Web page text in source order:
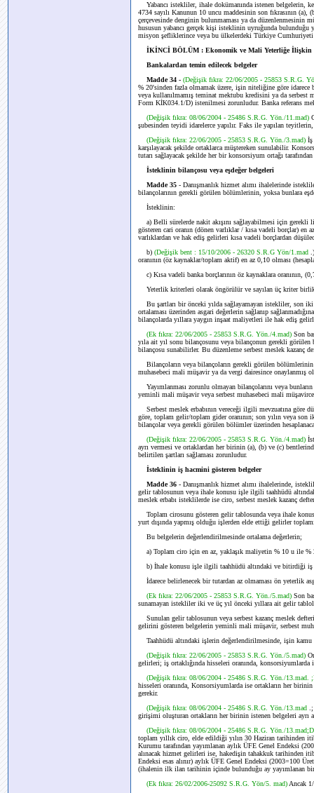
Yabancı istekliler, ihale dokümanında istenen belgelerin,
4734 sayılı Kanunun 10 uncu maddesinin son fıkrasının
çerçevesinde denginin bulunmaması ya da düzenlenmesinin
hususun yabancı gerçek kişi isteklinin uyruğunda
misyon şefliklerince veya bu ülkelerdeki Türkiye
İKİNCİ BÖLÜM : Ekonomik ve Mali Yeterliğe İlişkin
Bankalardan temin edilecek belgeler
Madde 34 - (Değişik fıkra: 22/06/2005 - 25853 S.R.G.
% 20'sinden fazla olmamak üzere, işin niteliğine göre
veya kullanılmamış teminat mektubu kredisini ya da serbest
Form KİK034.1/D) istenilmesi zorunludur. Banka referans
(Değişik fıkra: 08/06/2004 - 25486 S.R.G. Yön./11.mad)
şubesinden teyidi idarelerce yapılır. Faks ile yapılan
(Değişik fıkra: 22/06/2005 - 25853 S.R.G. Yön./3.mad) İş
karşılayacak şekilde ortaklarca müştereken sunulabilir.
tutarı sağlayacak şekilde her bir konsorsiyum ortağı
İsteklinin bilançosu veya eşdeğer belgeleri
Madde 35 - Danışmanlık hizmet alımı ihalelerinde
bilançolarının gerekli görülen bölümlerinin, yoksa bunlara
İsteklinin:
a) Belli sürelerde nakit akışını sağlayabilmesi için gerekli
gösteren cari oranın (dönen varlıklar / kısa vadeli borçlar) en
varlıklardan ve hak ediş gelirleri kısa vadeli borçlardan
b) (Değişik bent : 15/10/2006 - 26320 S.R.G Yön/1.mad
oranının (öz kaynaklar/toplam aktif) en az 0,10 olması
c) Kısa vadeli banka borçlarının öz kaynaklara oranının,
Yeterlik kriterleri olarak öngörülür ve sayılan üç kriter
Bu şartları bir önceki yılda sağlayamayan istekliler, son
ortalaması üzerinden asgari değerlerin sağlanıp
bilançolarda yıllara yaygın inşaat maliyetleri ile hak ediş
(Ek fıkra: 22/06/2005 - 25853 S.R.G. Yön./4.mad) Son
yıla ait yıl sonu bilançosunu veya bilançonun gerekli
bilançosu sunabilirler. Bu düzenleme serbest meslek kazanç
Bilançoların veya bilançoların gerekli görülen
muhasebeci mali müşavir ya da vergi dairesince onaylanmış
Yayımlanması zorunlu olmayan bilançolarını veya
yeminli mali müşavir veya serbest muhasebeci mali
Serbest meslek erbabının vereceği ilgili mevzuatına göre
göre, toplam gelir/toplam gider oranının; son yılın veya son
bilançolar veya gerekli görülen bölümler üzerinden
(Değişik fıkra: 22/06/2005 - 25853 S.R.G. Yön./4.mad)
ayrı vermesi ve ortaklardan her birinin (a), (b) ve (c)
belirtilen şartları sağlaması zorunludur.
İsteklinin iş hacmini gösteren belgeler
Madde 36 - Danışmanlık hizmet alımı ihalelerinde,
gelir tablosunun veya ihale konusu işle ilgili taahhüdü
meslek erbabı isteklilerde ise ciro, serbest meslek kazanç
Toplam cirosunu gösteren gelir tablosunda veya ihale
yurt dışında yapmış olduğu işlerden elde ettiği gelirler
Bu belgelerin değerlendirilmesinde ortalama değerlerin;
a) Toplam ciro için en az, yaklaşık maliyetin % 10 u ile %
b) İhale konusu işle ilgili taahhüdü altındaki ve bitirdiği iş
İdarece belirlenecek bir tutardan az olmaması ön yeterlik
(Ek fıkra: 22/06/2005 - 25853 S.R.G. Yön./5.mad) Son
sunamayan istekliler iki ve üç yıl önceki yıllara ait gelir
Sunulan gelir tablosunun veya serbest kazanç meslek
gelirini gösteren belgelerin yeminli mali müşavir, serbest
Taahhüdü altındaki işlerin değerlendirilmesinde, işin kamu
(Değişik fıkra: 22/06/2005 - 25853 S.R.G. Yön./5.mad)
gelirleri; iş ortaklığında hisseleri oranında, konsorsiyumlarda
(Değişik fıkra: 08/06/2004 - 25486 S.R.G. Yön./
hisseleri oranında, Konsorsiyumlarda ise ortakların her
gerekir.
(Değişik fıkra: 08/06/2004 - 25486 S.R.G. Yön./13.mad
girişimi oluşturan ortakların her birinin istenen belgeleri ayrı
(Değişik fıkra: 08/06/2004 - 25486 S.R.G. Yön./
toplam yıllık ciro, elde edildiği yılın 30 Haziran tarihinden
Kurumu tarafından yayımlanan aylık ÜFE Genel Endeksi
alınacak hizmet gelirleri ise, hakedişin tahakkuk tarihinden
Endeksi esas alınır) aylık ÜFE Genel Endeksi (2003=100
(ihalenin ilk ilan tarihinin içinde bulunduğu ay yayımlanan bir
(Ek fıkra: 26/02/2006-25092 S.R.G. Yön/5. mad) Ancak